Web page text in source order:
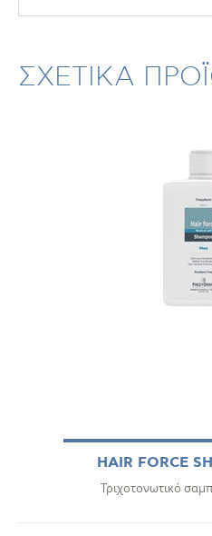
ΣΧΕΤΙΚΑ
HAIR FORCE
Τριχοτονωτικό